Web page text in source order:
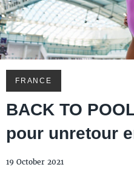
FRANCE
BACK TO
pour unretour
19 October 2021